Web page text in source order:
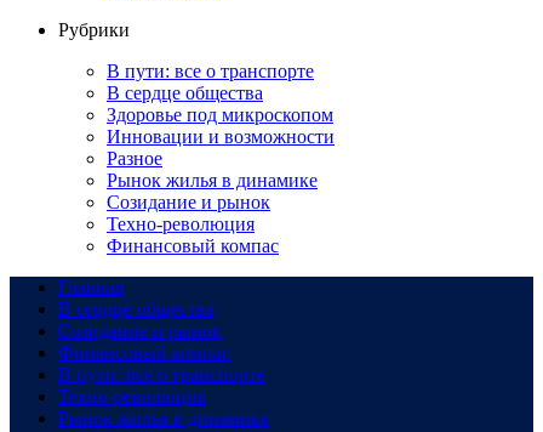
Рубрики
В пути: все о транспорте
В сердце общества
Здоровье под микроскопом
Инновации и возможности
Разное
Рынок жилья в динамике
Созидание и рынок
Техно-революция
Финансовый компас
Главная
В сердце общества
Созидание и рынок
Финансовый компас
В пути: все о транспорте
Техно-революция
Рынок жилья в динамике